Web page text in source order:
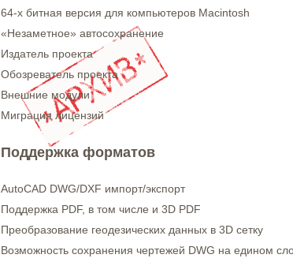
64-х битная версия для компьютеров Macintosh
«Незаметное» автосохранение
Издатель проекта
Обозреватель проекта
Внешние модули
Миграция лицензий
Поддержка форматов
AutoCAD DWG/DXF импорт/экспорт
Поддержка PDF, в том числе и 3D PDF
Преобразование геодезических данных в 3D сетку
Возможность сохранения чертежей DWG на едином